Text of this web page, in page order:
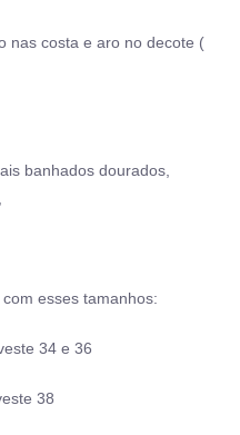
nas costa e aro no decote (
banhados dourados,
esses tamanhos:
34 e 36
38